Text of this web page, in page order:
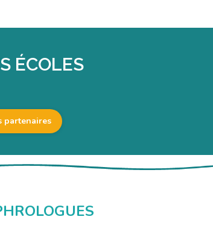
ÉCOLES
partenaires